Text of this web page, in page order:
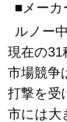
■メーカ
ルノー
現在の31
市場競争
打撃を受
市には大